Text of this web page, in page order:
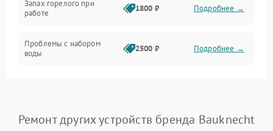
Запах горелого при
работе
1800 ₽ Подробнее →
Проблемы с набором
воды
2500 ₽ Подробнее →
Замена платы управления 2200 ₽ Подробнее →
Ремонт других устройств бренда Bauknecht